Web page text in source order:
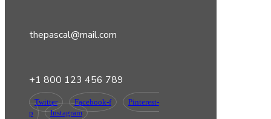
thepascal@mail.com
+1 800 123 456 789
Twitter Facebook-f
Pinterest-
p
Instagram